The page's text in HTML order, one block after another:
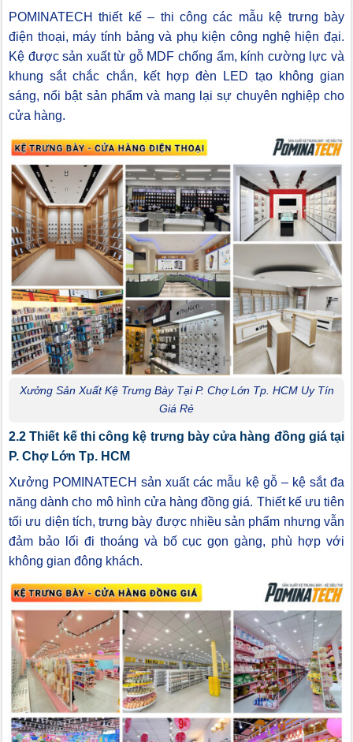
POMINATECH thiết kế – thi công các mẫu kệ trưng bày
điện thoại, máy tính bảng và phụ kiện công nghệ hiện đại.
Kệ được sản xuất từ gỗ MDF chống ẩm, kính cường lực và
khung sắt chắc chắn, kết hợp đèn LED tạo không gian
sáng, nổi bật sản phẩm và mang lại sự chuyên nghiệp cho
cửa hàng.
Xưởng Sản Xuất Kệ Trưng Bày Tại P. Chợ Lớn Tp. HCM Uy Tín
Giá Rẻ
2.2 Thiết kế thi công kệ trưng bày cửa hàng đồng giá tại
P. Chợ Lớn Tp. HCM
Xưởng POMINATECH sản xuất các mẫu kệ gỗ – kệ sắt đa
năng dành cho mô hình cửa hàng đồng giá. Thiết kế ưu tiên
tối ưu diện tích, trưng bày được nhiều sản phẩm nhưng vẫn
đảm bảo lối đi thoáng và bố cục gọn gàng, phù hợp với
không gian đông khách.